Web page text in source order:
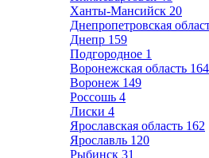
Ханты-Мансийск 20
Днепропетровская
Днепр 159
Подгородное 1
Воронежская область 164
Воронеж 149
Россошь 4
Лиски 4
Ярославская область 162
Ярославль 120
Рыбинск 31